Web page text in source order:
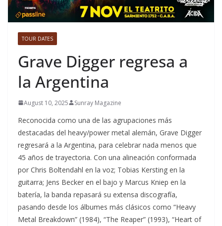
TOUR DATES
Grave Digger regresa a
la Argentina
August 10, 2025 Sunray Magazine
Reconocida como una de las agrupaciones más
destacadas del heavy/power metal alemán, Grave Digger
regresará a la Argentina, para celebrar nada menos que
45 años de trayectoria. Con una alineación conformada
por Chris Boltendahl en la voz; Tobias Kersting en la
guitarra; Jens Becker en el bajo y Marcus Kniep en la
batería, la banda repasará su extensa discografía,
pasando desde los álbumes más clásicos como “Heavy
Metal Breakdown” (1984), “The Reaper” (1993), “Heart of